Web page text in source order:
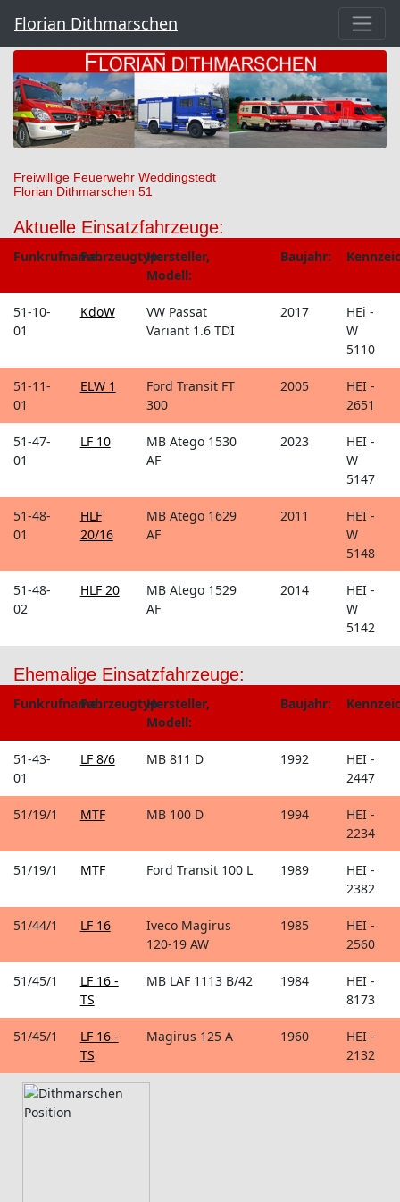
Florian Dithmarschen
Freiwillige Feuerwehr Weddingstedt
Florian Dithmarschen 51
Aktuelle Einsatzfahrzeuge:
Funkrufname:Fahrzeugtyp:Hersteller,
Modell:
Baujahr:
51-10-
01
KdoW
VW Passat
Variant 1.6 TDI
2017
HEi -
W
5110
51-11-
01
ELW 1
Ford Transit FT
300
2005
HEI -
2651
51-47-
01
LF 10
MB Atego 1530
AF
2023
HEI -
W
5147
51-48-
01
HLF
20/16
MB Atego 1629
AF
2011
HEI -
W
5148
51-48-
02
HLF 20
MB Atego 1529
AF
2014
HEI -
W
5142
Ehemalige Einsatzfahrzeuge:
Funkrufname:Fahrzeugtyp:Hersteller,
Modell:
Baujahr:
51-43-
01
LF 8/6 MB 811 D 1992
HEI -
2447
51/19/1 MTF MB 100 D 1994
HEI -
2234
51/19/1 MTF Ford Transit 100 L 1989
HEI -
2382
51/44/1 LF 16
Iveco Magirus
120-19 AW
1985
HEI -
2560
51/45/1
LF 16 -
TS
MB LAF 1113 B/42 1984
HEI -
8173
51/45/1
LF 16 -
TS
Magirus 125 A 1960
HEI -
2132